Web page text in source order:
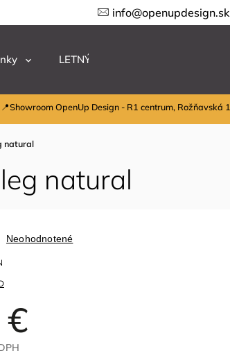
info@openupdesign.sk
LETNÝ VÝPREDAJ
OpenUp Design - R1 centrum, Rožňavská
natural
natural
Neohodnotené
€